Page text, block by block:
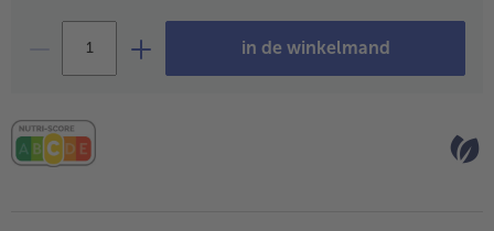
- 5 € bij aankoop van 7 maaltijden naar keuze
in de winkelmand